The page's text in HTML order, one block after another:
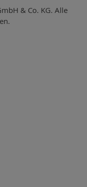
& Co. KG. Alle